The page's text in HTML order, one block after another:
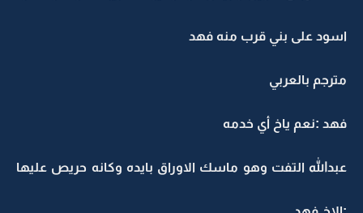
اسود على بني قرب منه فهد
مترجم بالعربي
فهد :نعم ياخ أي خدمه
عبدالله التفت وهو ماسك الاوراق بايده وكانه حريص عليها